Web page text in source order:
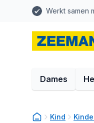
Werkt samen
Dames
Kind